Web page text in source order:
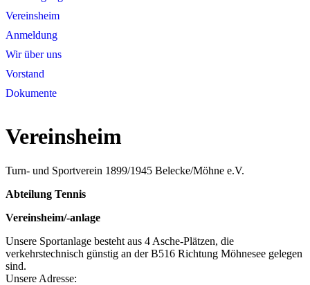
Vereinsheim
Anmeldung
Wir über uns
Vorstand
Dokumente
Vereinsheim
Turn- und Sportverein 1899/1945 Belecke/Möhne e.V.
Abteilung Tennis
Vereinsheim/-anlage
Unsere Sportanlage besteht aus 4 Asche-Plätzen, die
verkehrstechnisch günstig an der B516 Richtung Möhnesee gelegen
sind.
Unsere Adresse: